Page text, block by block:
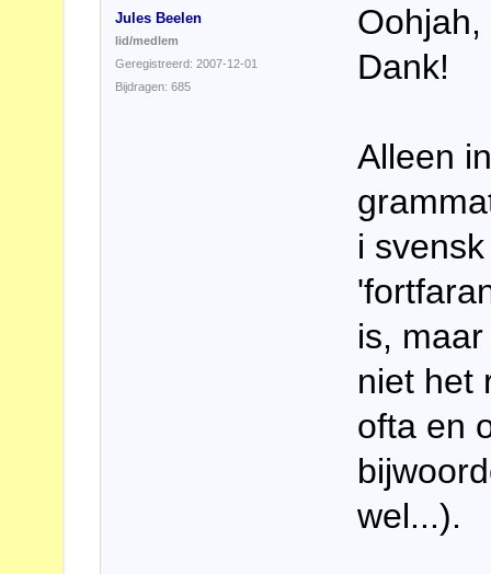
Jules Beelen
lid/medlem
Geregistreerd: 2007-12-01
Bijdragen: 685
Dank!
Alleen
i
is,
niet het
ofta en
wel...).